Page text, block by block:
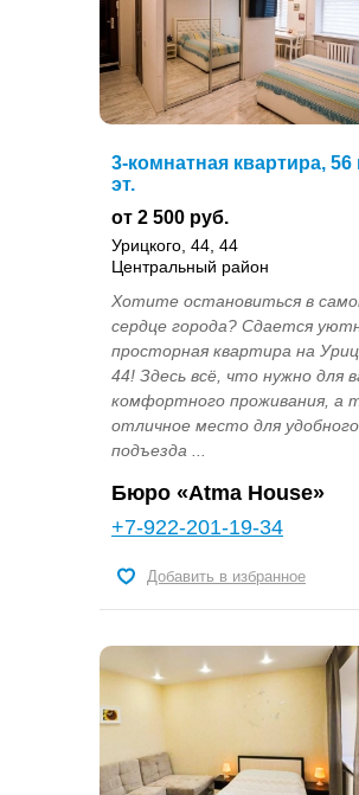
3-комнатная квартира, 56
эт.
от 2 500 руб.
Урицкого, 44, 44
Центральный район
Хотите остановиться в
сердце города? Сдается
просторная квартира на
44! Здесь всё, что нужно для
комфортного проживания, а
отличное место для удобного
подъезда ...
Бюро «Atma House»
+7-922-201-19-34
Добавить в избранное